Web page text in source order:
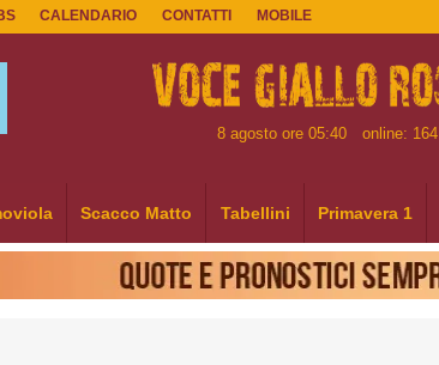
CALENDARIO CONTATTI MOBILE
8 agosto ore 05:40 online: 164
Scacco Matto Tabellini Primavera 1